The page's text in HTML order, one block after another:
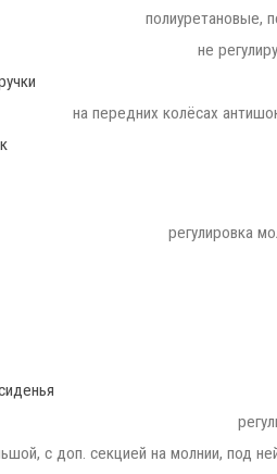
полиуретановые,
не
на передних колёсах
регулировка
с доп. секцией на молнии, под